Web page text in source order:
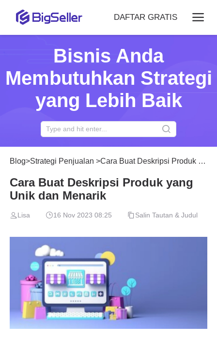
DAFTAR GRATIS
Bisnis Anda
Membutuhkan Strategi
yang Lebih Baik
Blog>Strategi Penjualan >Cara Buat Deskripsi Produk yang Unik dan Menarik
Cara Buat Deskripsi Produk yang
Unik dan Menarik
Lisa 16 Nov 2023 08:25 Salin Tautan & Judul